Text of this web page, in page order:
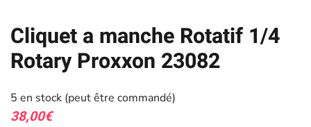
Cliquet a manche Rotatif 1/4
Rotary Proxxon 23082
5 en stock (peut être commandé)
38,00€